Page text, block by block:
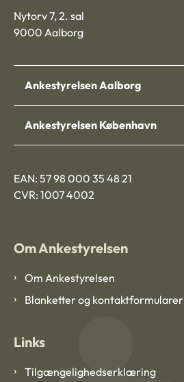
Nytorv 7, 2. sal
9000 Aalborg
Ankestyrelsen Aalborg
Ankestyrelsen København
EAN: 57 98 000 35 48 21
CVR: 1007 4002
Om Ankestyrelsen
Om Ankestyrelsen
Blanketter og kontaktformularer
Links
Tilgængelighedserklæring